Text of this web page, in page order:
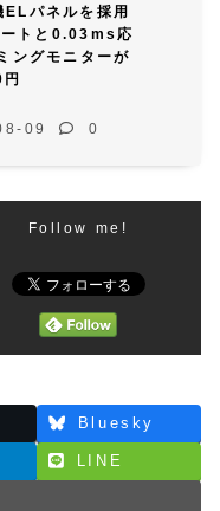
パネルを採用
トと0.03ms応
ングモニターが
09 0
Follow me!
Bluesky
LINE